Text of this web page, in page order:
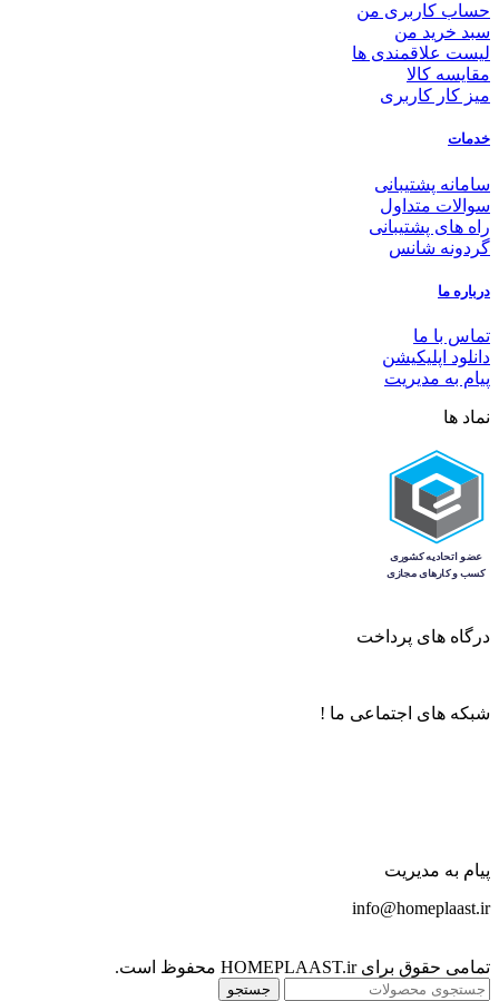
حساب کاربری من
سبد خرید من
لیست علاقمندی ها
مقایسه کالا
میز کار کاربری
خدمات
سامانه پشتیبانی
سوالات متداول
راه های پشتیبانی
گردونه شانس
درباره ما
تماس با ما
دانلود اپلیکیشن
پیام به مدیریت
نماد ها
درگاه های پرداخت
شبکه های اجتماعی ما !
پیام به مدیریت
info@homeplaast.ir
تمامی حقوق برای HOMEPLAAST.ir محفوظ است.
جستجو